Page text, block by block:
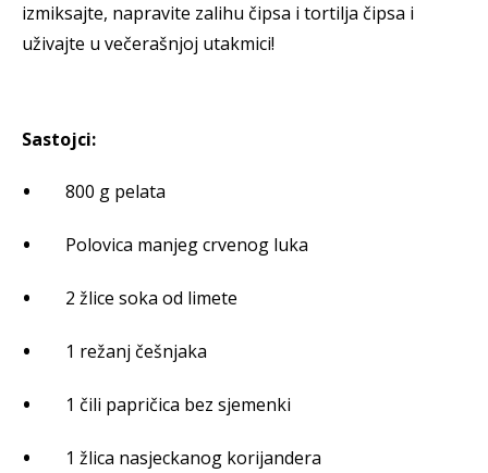
izmiksajte, napravite zalihu čipsa i tortilja čipsa i
uživajte u večerašnjoj utakmici!
Sastojci:
800 g pelata
Polovica manjeg crvenog luka
2 žlice soka od limete
1 režanj češnjaka
1 čili papričica bez sjemenki
1 žlica nasjeckanog korijandera